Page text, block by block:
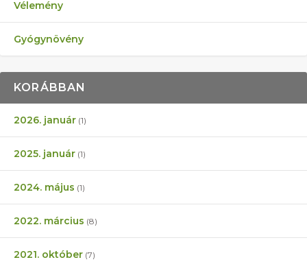
Vélemény
Gyógynövény
KORÁBBAN
2026. január (1)
2025. január (1)
2024. május (1)
2022. március (8)
2021. október (7)